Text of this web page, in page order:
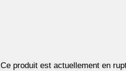
Ce produit est actuellement en